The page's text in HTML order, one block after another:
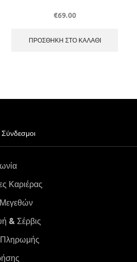
€69.00
ΠΡΟΣΘΉΚΗ ΣΤΟ ΚΑΛΆΘΙ
Σύνδεσμοι
Καριέρας
& Σέρβις